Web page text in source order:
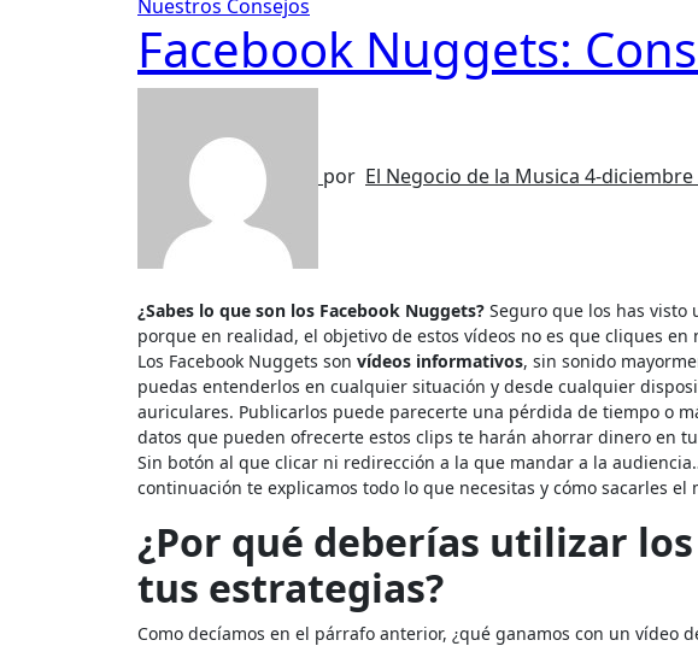
Nuestros Consejos
Facebook Nuggets:
por El Negocio de la Musica 4-diciembre
¿Sabes lo que son los Facebook Nuggets? Seguro que los has visto
porque en realidad, el objetivo de estos vídeos no es que cliques
Los Facebook Nuggets son vídeos informativos, sin sonido
puedas entenderlos en cualquier situación y desde cualquier
auriculares. Publicarlos puede parecerte una pérdida de tiempo o
datos que pueden ofrecerte estos clips te harán ahorrar dinero en
Sin botón al que clicar ni redirección a la que mandar a la
continuación te explicamos todo lo que necesitas y cómo sacarles el
¿Por qué deberías utilizar
tus estrategias?
Como decíamos en el párrafo anterior, ¿qué ganamos con un vídeo